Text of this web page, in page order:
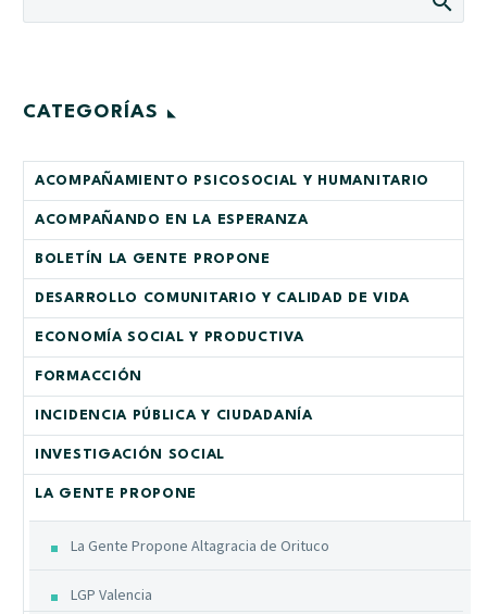
CATEGORÍAS
ACOMPAÑAMIENTO PSICOSOCIAL Y HUMANITARIO
ACOMPAÑANDO EN LA ESPERANZA
BOLETÍN LA GENTE PROPONE
DESARROLLO COMUNITARIO Y CALIDAD DE VIDA
ECONOMÍA SOCIAL Y PRODUCTIVA
FORMACCIÓN
INCIDENCIA PÚBLICA Y CIUDADANÍA
INVESTIGACIÓN SOCIAL
LA GENTE PROPONE
La Gente Propone Altagracia de Orituco
LGP Valencia